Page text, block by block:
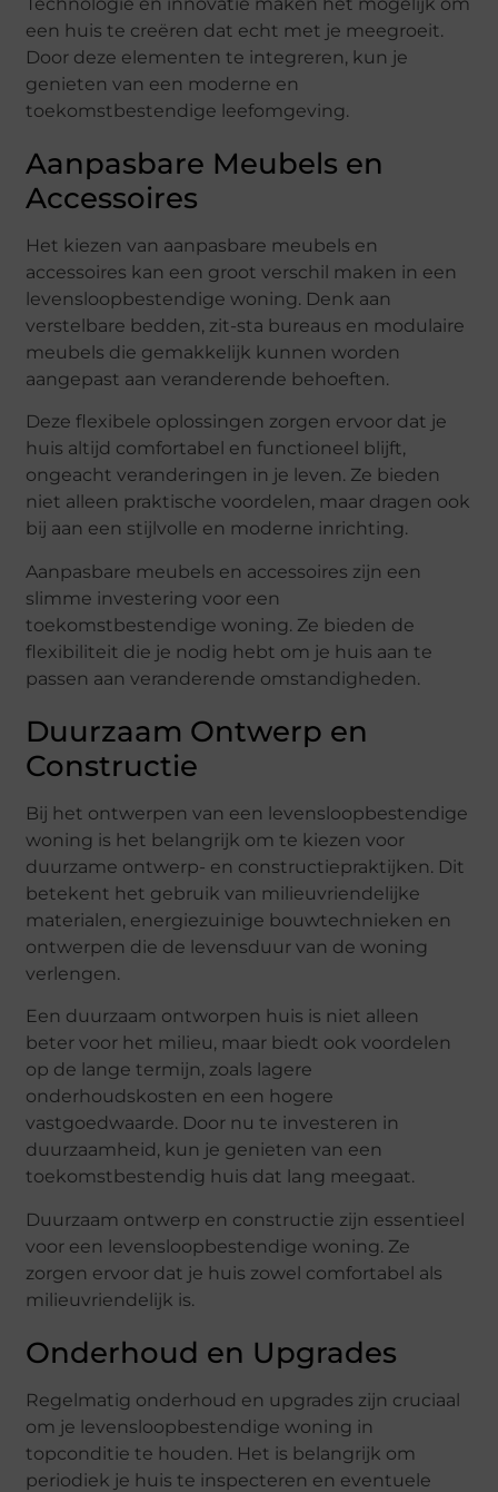
een huis te creëren dat echt met je meegroeit.
Door deze elementen te integreren, kun je
genieten van een moderne en
toekomstbestendige leefomgeving.
Aanpasbare Meubels en
Accessoires
Het kiezen van aanpasbare meubels en
accessoires kan een groot verschil maken in een
levensloopbestendige woning. Denk aan
verstelbare bedden, zit-sta bureaus en modulaire
meubels die gemakkelijk kunnen worden
aangepast aan veranderende behoeften.
Deze flexibele oplossingen zorgen ervoor dat je
huis altijd comfortabel en functioneel blijft,
ongeacht veranderingen in je leven. Ze bieden
niet alleen praktische voordelen, maar dragen ook
bij aan een stijlvolle en moderne inrichting.
Aanpasbare meubels en accessoires zijn een
slimme investering voor een
toekomstbestendige woning. Ze bieden de
flexibiliteit die je nodig hebt om je huis aan te
passen aan veranderende omstandigheden.
Duurzaam Ontwerp en
Constructie
Bij het ontwerpen van een levensloopbestendige
woning is het belangrijk om te kiezen voor
duurzame ontwerp- en constructiepraktijken. Dit
betekent het gebruik van milieuvriendelijke
materialen, energiezuinige bouwtechnieken en
ontwerpen die de levensduur van de woning
verlengen.
Een duurzaam ontworpen huis is niet alleen
beter voor het milieu, maar biedt ook voordelen
op de lange termijn, zoals lagere
onderhoudskosten en een hogere
vastgoedwaarde. Door nu te investeren in
duurzaamheid, kun je genieten van een
toekomstbestendig huis dat lang meegaat.
Duurzaam ontwerp en constructie zijn essentieel
voor een levensloopbestendige woning. Ze
zorgen ervoor dat je huis zowel comfortabel als
milieuvriendelijk is.
Onderhoud en Upgrades
Regelmatig onderhoud en upgrades zijn cruciaal
om je levensloopbestendige woning in
topconditie te houden. Het is belangrijk om
periodiek je huis te inspecteren en eventuele